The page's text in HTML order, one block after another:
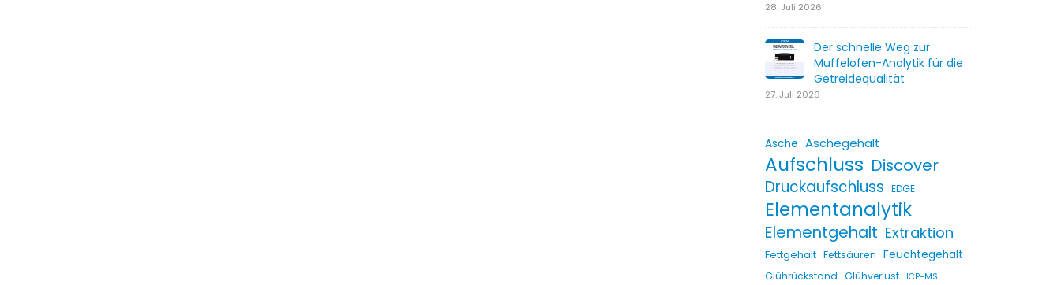
28. Juli 2026
Der schnelle Weg zur
Muffelofen-Analytik für die
Getreidequalität
27. Juli 2026
Asche Aschegehalt
Aufschluss Discover
Druckaufschluss EDGE
Elementanalytik
Elementgehalt Extraktion
Fettgehalt Fettsäuren Feuchtegehalt
Glührückstand Glühverlust ICP-MS